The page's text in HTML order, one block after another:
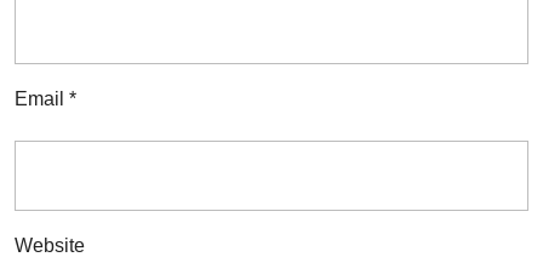
Email *
Website